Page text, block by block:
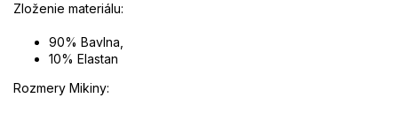
Zloženie materiálu:
90% Bavlna,
10% Elastan
Rozmery Mikiny: